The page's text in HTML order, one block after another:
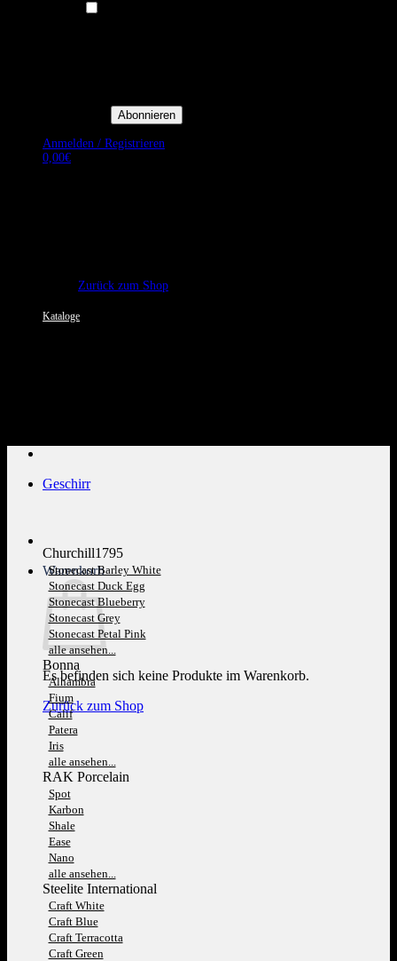
Anmelden / Registrieren
0,00€
Zurück zum Shop
Kataloge
Warenkorb
Es befinden sich keine Produkte im Warenkorb.
Zurück zum Shop
Geschirr
Churchill1795
Stonecast Barley White
Stonecast Duck Egg
Stonecast Blueberry
Stonecast Grey
Stonecast Petal Pink
alle ansehen...
Bonna
Alhambra
Fium
Calif
Patera
Iris
alle ansehen...
RAK Porcelain
Spot
Karbon
Shale
Ease
Nano
alle ansehen...
Steelite International
Craft White
Craft Blue
Craft Terracotta
Craft Green